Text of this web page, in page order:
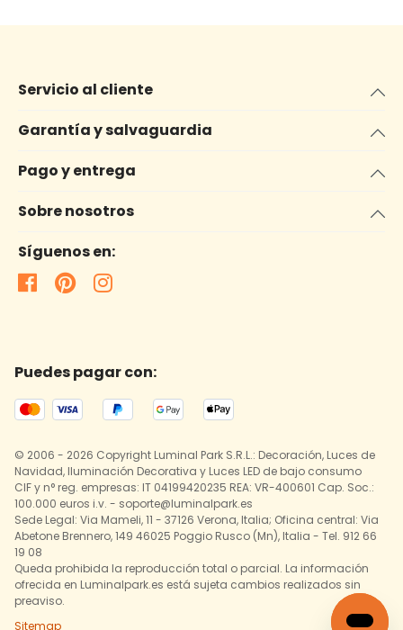
Servicio al cliente
Garantía y salvaguardia
Pago y entrega
Sobre nosotros
Síguenos en:
Puedes pagar con:
© 2006 - 2026 Copyright Luminal Park S.R.L.: Decoración, Luces de
Navidad, Iluminación Decorativa y Luces LED de bajo consumo
CIF y n° reg. empresas: IT 04199420235 REA: VR-400601 Cap. Soc.:
100.000 euros i.v. - soporte@luminalpark.es
Sede Legal: Via Mameli, 11 - 37126 Verona, Italia; Oficina central: Via
Abetone Brennero, 149 46025 Poggio Rusco (Mn), Italia - Tel. 912 66
19 08
Queda prohibida la reproducción total o parcial. La información
ofrecida en Luminalpark.es está sujeta cambios realizados sin
preaviso.
Sitemap